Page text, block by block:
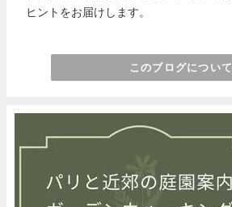
ヒントをお届けします。
このブログについて